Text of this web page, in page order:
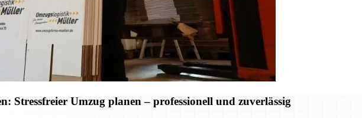
Stressfreier Umzug planen – professionell und zuverlässig